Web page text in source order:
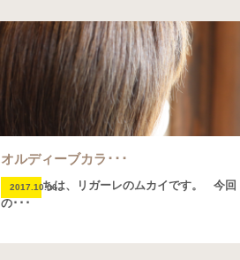
オルディーブカラ･･･
2017.10.06
こんにちは、リガーレのムカイです。 今回
の･･･